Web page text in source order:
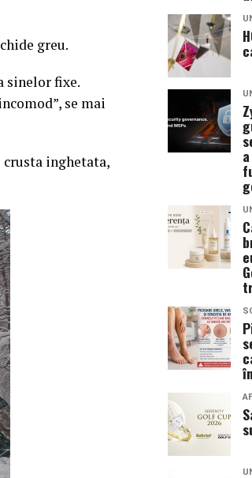
greu.
sinelor fixe.
se mai
crusta inghetata,